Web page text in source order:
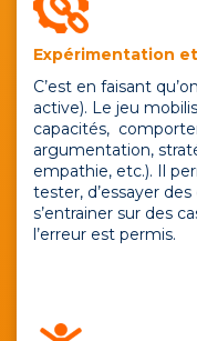
Expérimentation
C’est en faisant
active). Le jeu
capacités,
argumentation,
empathie, etc.). Il
tester, d’essayer
s’entrainer sur des
l’erreur est permis.